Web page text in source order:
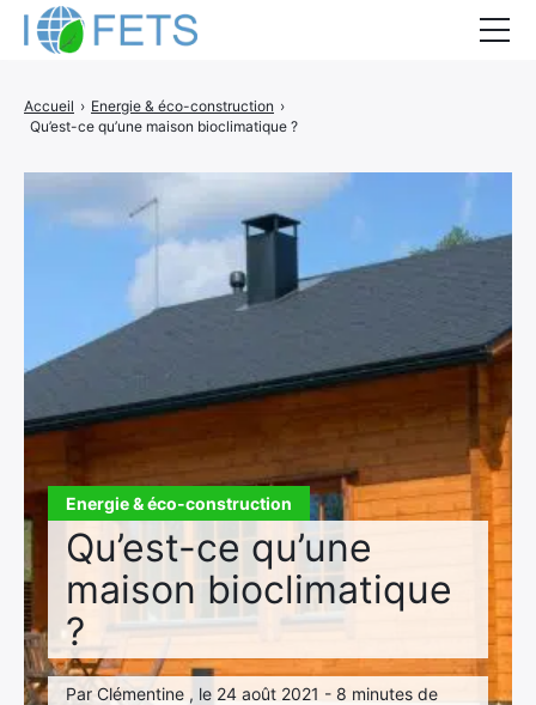
Energie & éco-construction
Qu’est-ce qu’une
maison bioclimatique
?
Par Clémentine , le 24 août 2021 - 8 minutes de
Accueil › Energie & éco-construction ›
Qu’est-ce qu’une maison bioclimatique ?
Actualités
Guides thermiques
DEVIS